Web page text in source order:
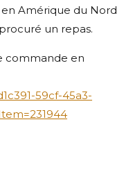
Amérique du Nord
un repas.
commande en
59cf-45a3-